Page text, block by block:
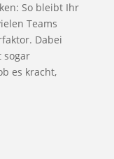
So bleibt Ihr
Teams
Dabei
sogar
es kracht,